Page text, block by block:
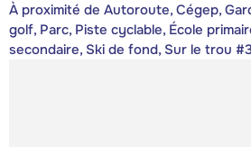
À proximité de Autoroute, Cégep,
golf, Parc, Piste cyclable, École
secondaire, Ski de fond, Sur le trou